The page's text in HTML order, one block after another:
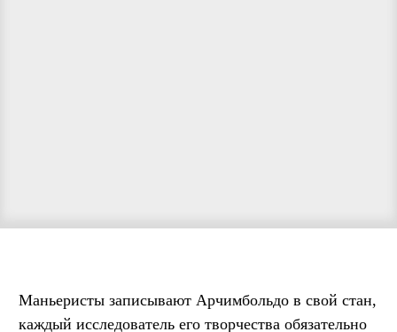
Маньеристы записывают Арчимбольдо в свой стан,
каждый исследователь его творчества обязательно